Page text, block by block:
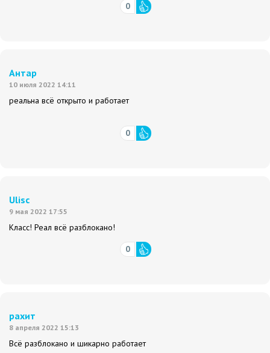
0
Антар
10 июля 2022 14:11
реальна всё открыто и работает
0
Ulisc
9 мая 2022 17:55
Класс! Реал всё разблокано!
0
рахит
8 апреля 2022 15:13
Всё разблокано и шикарно работает